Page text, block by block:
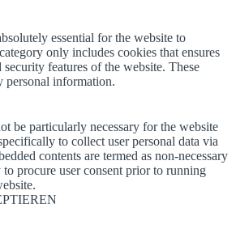
essential for the website to
only includes cookies that ensures
features of the website. These
personal information.
be particularly necessary for the website
to collect user personal data via
contents are termed as non-necessary
procure user consent prior to running